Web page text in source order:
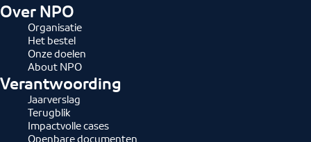
Over NPO
Organisatie
Het bestel
Onze doelen
About NPO
Verantwoording
Jaarverslag
Terugblik
Impactvolle cases
Openbare documenten